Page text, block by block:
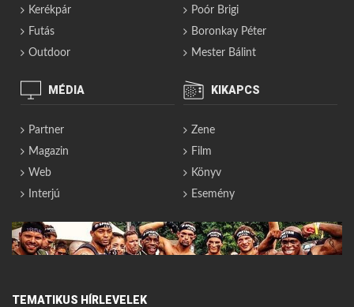
Kerékpár
Futás
Outdoor
Poór Brigi
Boronkay Péter
Mester Bálint
MÉDIA
Partner
Magazin
Web
Interjú
KIKAPCS
Zene
Film
Könyv
Esemény
TEMATIKUS HÍRLEVELEK